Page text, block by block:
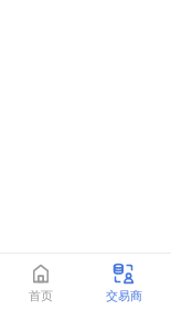
首页 交易商